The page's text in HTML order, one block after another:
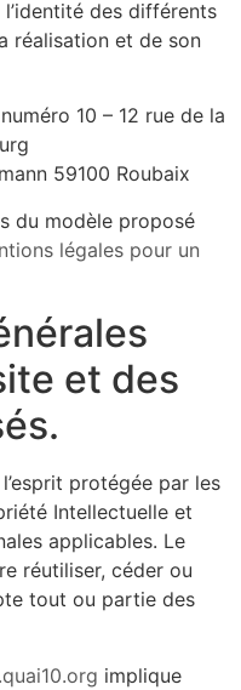
l’identité des différents
réalisation et de son
10 – 12 rue de la
59100 Roubaix
du modèle proposé
légales pour un
et des
protégée par les
Intellectuelle et
applicables. Le
réutiliser, céder ou
tout ou partie des
implique